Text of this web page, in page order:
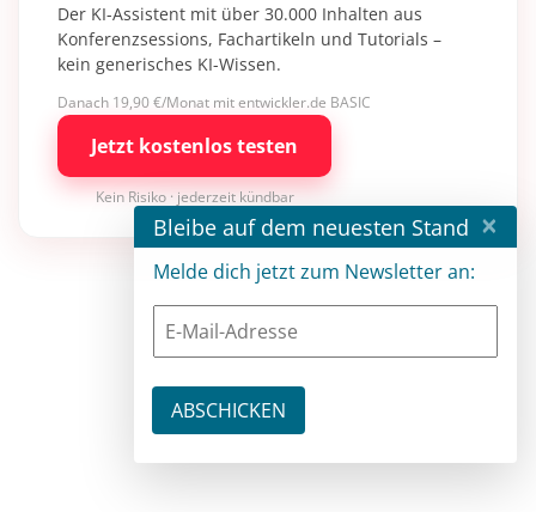
Der KI-Assistent mit über 30.000 Inhalten aus
Konferenzsessions, Fachartikeln und Tutorials –
kein generisches KI-Wissen.
Danach 19,90 €/Monat mit entwickler.de BASIC
Jetzt kostenlos testen
Kein Risiko · jederzeit kündbar
Bleibe auf dem neuesten Stand ×
Melde dich jetzt zum Newsletter an: